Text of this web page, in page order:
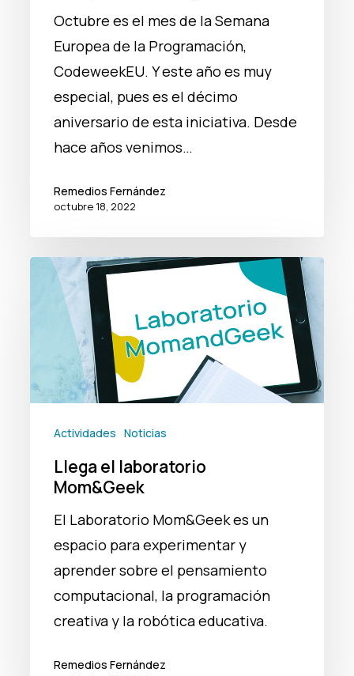
Octubre es el mes de la Semana
Europea de la Programación,
CodeweekEU. Y este año es muy
especial, pues es el décimo
aniversario de esta iniciativa. Desde
hace años venimos…
Remedios Fernández
octubre 18, 2022
Llega
laboratorio
Mom&Geek
Actividades Noticias
Llega el laboratorio
Mom&Geek
El Laboratorio Mom&Geek es un
espacio para experimentar y
aprender sobre el pensamiento
computacional, la programación
creativa y la robótica educativa.
Remedios Fernández